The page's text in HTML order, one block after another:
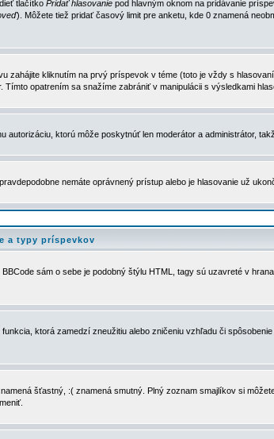
tlačítko Pridať hlasovanie pod hlavným oknom na pridávanie
). Môžete tiež pridať časový limit pre anketu, kde 0 znamená
kliknutím na prvý príspevok v téme (toto je vždy s
opatrením sa snažíme zabrániť v manipulácii s výsledkami
ktorú môže poskytnúť len moderátor a administrátor,
nemáte oprávnený prístup alebo je hlasovanie už
a typy príspevkov
sám o sebe je podobný štýlu HTML, tagy sú uzavreté v
funkcia, ktorá zamedzí zneužitiu alebo zničeniu vzhľadu či
šťastný, :( znamená smutný. Plný zoznam smajlíkov si